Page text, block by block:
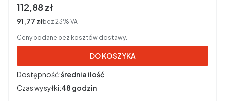
Cena brutto
112,88 zł
Cena netto
91,77 złbez 23% VAT
Ceny podane bez kosztów dostawy.
DO KOSZYKA
Dostępność:średnia ilość
Czas wysyłki:48 godzin